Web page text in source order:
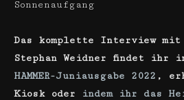
Sonnenaufgang
Das komplette Interview mit
Stephan Weidner findet ihr
HAMMER-Juniausgabe 2022 ,
Kiosk oder
indem ihr das